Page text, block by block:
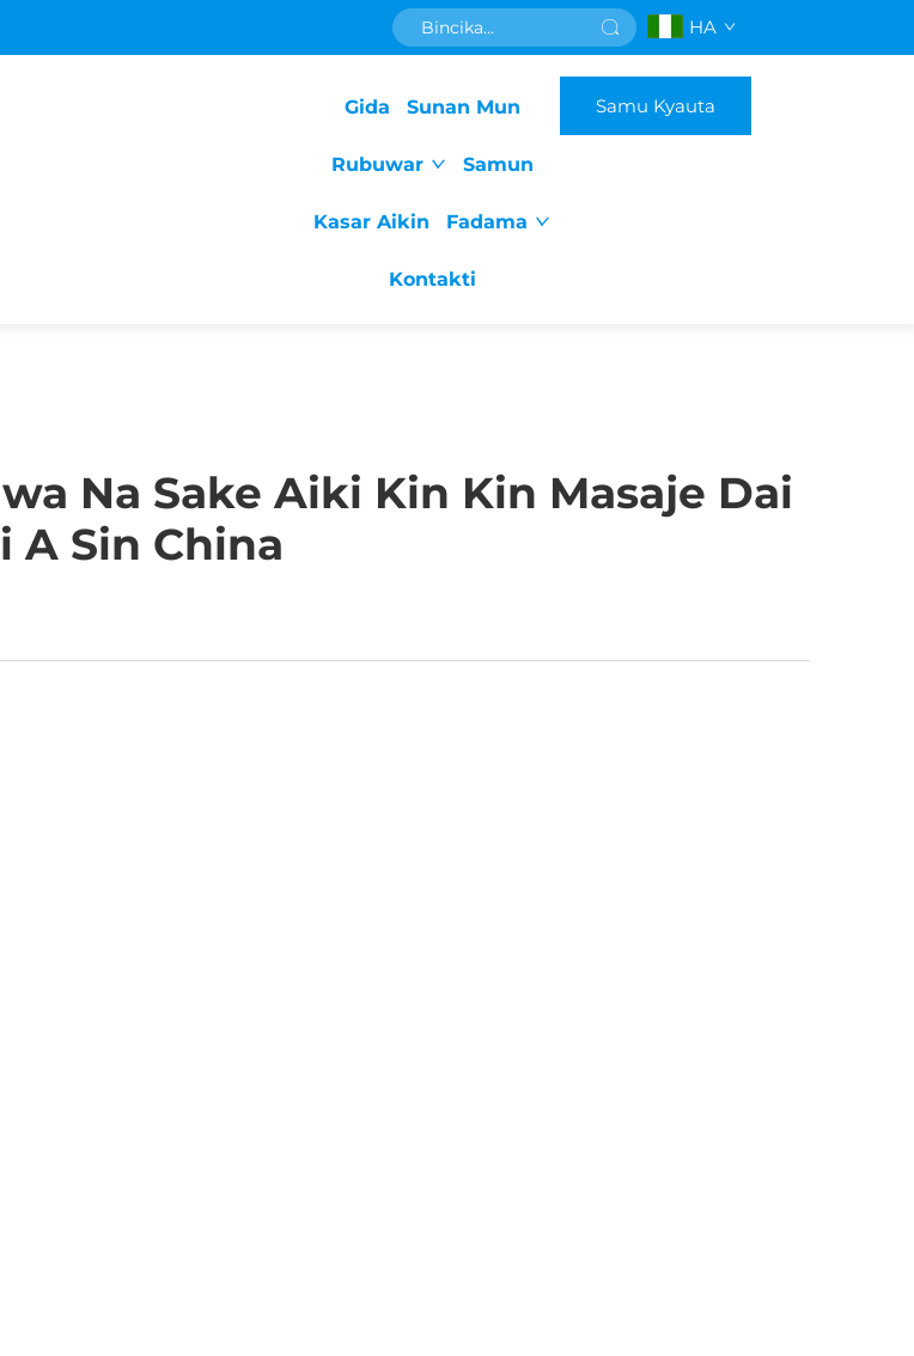
HA
Gida Sunan Mun
Rubuwar Samun
Kasar Aikin Fadama
Kontakti
Samu Kyauta
Na Sake Aiki Kin Kin Masaje Dai
A Sin China